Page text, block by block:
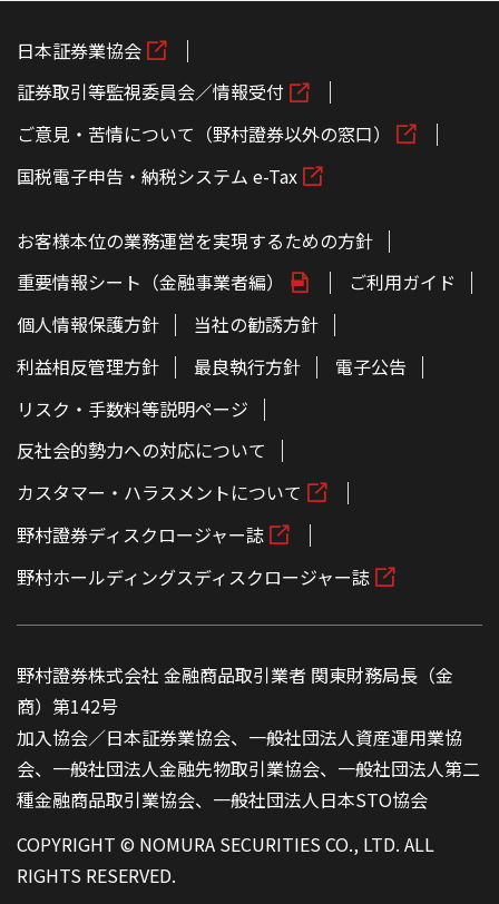
日本証券業協会
証券取引等監視委員会／情報受付
ご意見・苦情について（野村證券以外の窓口）
国税電子申告・納税システム e-Tax
お客様本位の業務運営を実現するための方針
重要情報シート（金融事業者編）
ご利用ガイド
個人情報保護方針
当社の勧誘方針
利益相反管理方針
最良執行方針
電子公告
リスク・手数料等説明ページ
反社会的勢力への対応について
カスタマー・ハラスメントについて
野村證券ディスクロージャー誌
野村ホールディングスディスクロージャー誌
野村證券株式会社 金融商品取引業者 関東財務局長（金
商）第142号
加入協会／日本証券業協会、一般社団法人資産運用業協
会、一般社団法人金融先物取引業協会、一般社団法人第二
種金融商品取引業協会、一般社団法人日本STO協会
COPYRIGHT © NOMURA SECURITIES CO., LTD. ALL
RIGHTS RESERVED.